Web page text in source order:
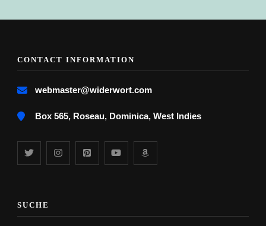
CONTACT INFORMATION
webmaster@widerwort.com
Box 565, Roseau, Dominica, West Indies
SUCHE